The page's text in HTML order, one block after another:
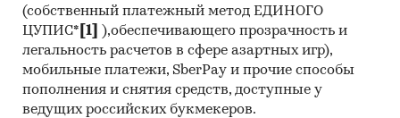
Министерство экономического развития РФ
Федеральная таможенная служба РФ
Федеральная налоговая служба РФ
Таможенный союз ЕАЭС
(собственный платежный метод ЕДИНОГО
ЦУПИС* [1]
),обеспечивающего прозрачность и
легальность расчетов в сфере азартных игр),
мобильные платежи, SberPay и прочие способы
пополнения и снятия средств, доступные у
ведущих российских букмекеров.